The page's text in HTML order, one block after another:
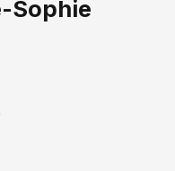
Sophie